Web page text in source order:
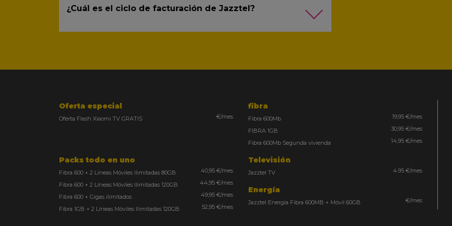
¿Cuál es el ciclo de facturación de Jazztel?
Oferta especial
Oferta Flash Xiaomi TV GRATIS €/mes
fibra
Fibra 600Mb
19,95 €/mes
FIBRA 1GB
30,95 €/mes
Fibra 600Mb Segunda vivienda
14,95 €/mes
Packs todo en uno
Fibra 600 + 2 Líneas Móviles Ilimitadas 80GB
40,95 €/mes
Fibra 600 + 2 Líneas Móviles Ilimitadas 120GB
44,95 €/mes
Fibra 600 + Gigas ilimitados
49,95 €/mes
Fibra 1GB + 2 Líneas Móviles Ilimitadas 120GB
52,95 €/mes
Televisión
Jazztel TV 4.95 €/mes
Energía
Jazztel Energía Fibra 600MB + Móvil 60GB €/mes